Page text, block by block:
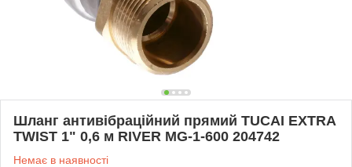
Шланг антивібраційний прямий TUCAI EXTRA
TWIST 1" 0,6 м RIVER MG-1-600 204742
Немає в наявності